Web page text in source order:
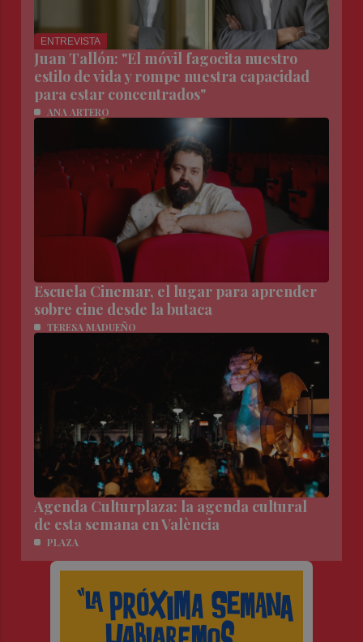
ENTREVISTA
Juan Tallón: "El móvil fagocita nuestro
estilo de vida y rompe nuestra capacidad
para estar concentrados"
ANA ARTERO
Escuela Cinemar, el lugar para aprender
sobre cine desde la butaca
TERESA MADUEÑO
Agenda Culturplaza: la agenda cultural
de esta semana en València
PLAZA